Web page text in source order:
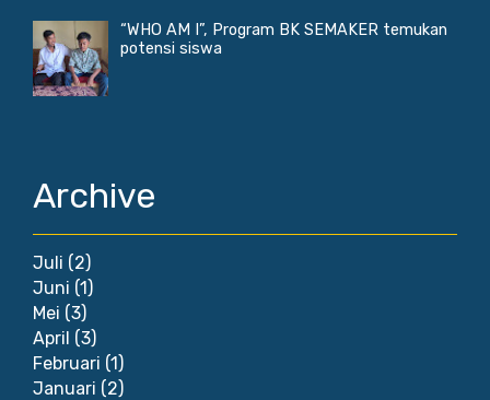
“WHO AM I”, Program BK SEMAKER temukan
potensi siswa
Archive
Juli (2)
Juni (1)
Mei (3)
April (3)
Februari (1)
Januari (2)